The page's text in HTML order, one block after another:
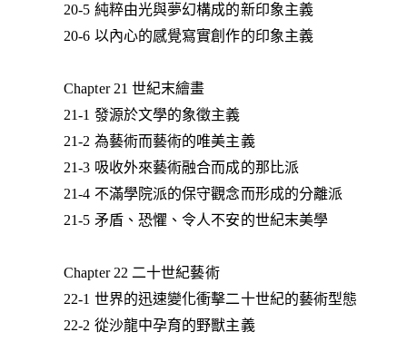
20-5 純粹由光與夢幻構成的新印象主義
20-6 以內心的感覺寫實創作的印象主義
Chapter 21 世紀末繪畫
21-1 發源於文學的象徵主義
21-2 為藝術而藝術的唯美主義
21-3 吸收外來藝術融合而成的那比派
21-4 不滿學院派的保守觀念而形成的分離派
21-5 矛盾、恐懼、令人不安的世紀末美學
Chapter 22 二十世紀藝術
22-1 世界的迅速變化衝擊二十世紀的藝術型態
22-2 從沙龍中孕育的野獸主義